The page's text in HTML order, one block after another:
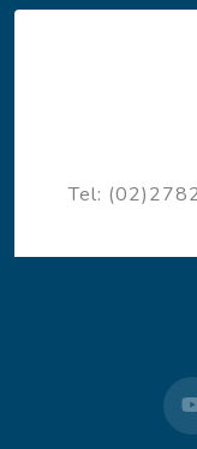
Tel: